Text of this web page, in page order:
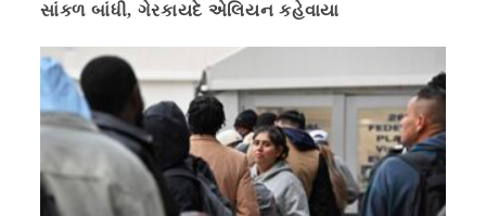
સાંકળ બાંધી, ગેરકાયદે એલિયન કહેવાયા